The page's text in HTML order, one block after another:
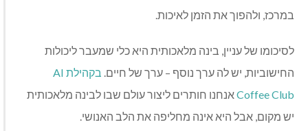
במרכז, ולהפוך את הזמן לאיכות.
לסיכומו של עניין, בינה מלאכותית היא כלי שמעבר ליכולות
החישוביות, יש לה ערך נוסף – ערך של חיים.
בקהילת AI
Coffee Clubאנחנו חותרים ליצור עולם שבו לבינה מלאכותית
יש מקום, אבל היא אינה מחליפה את הלב האנושי.